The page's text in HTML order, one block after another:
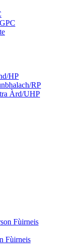
HP
RP
Àrd/UHP
Fùirneis